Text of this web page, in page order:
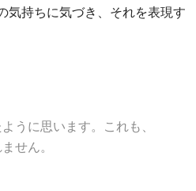
気持ちに気づき、それを表現す
うに思います。これも、
せん。